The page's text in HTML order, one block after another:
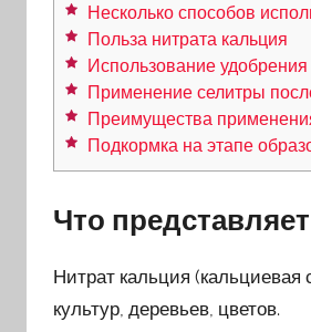
Несколько способов
Польза нитрата кальция
Использование
Применение селитры
Преимущества
Подкормка на этапе
Что
Нитрат кальция
культур, деревьев, цветов.